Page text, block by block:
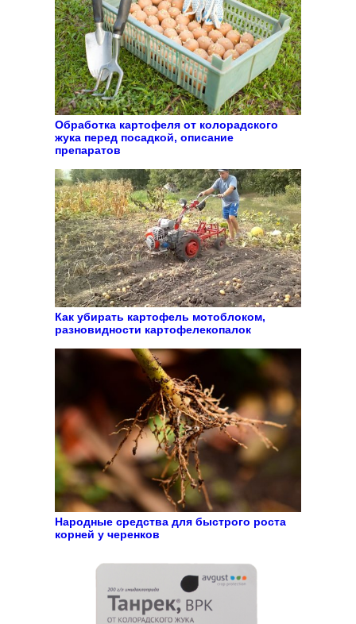
Обработка картофеля от колорадского
жука перед посадкой, описание
препаратов
Как убирать картофель мотоблоком,
разновидности картофелекопалок
Народные средства для быстрого роста
корней у черенков